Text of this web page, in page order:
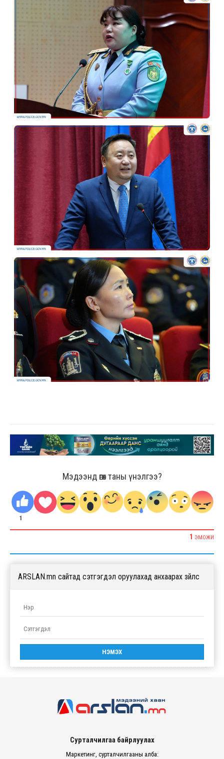
Мэдээнд өгөх таны үнэлгээ?
1
1 ЭМОЖИ
ARSLAN.mn сайтад сэтгэгдэл оруулахад анхаарах зүйлс
Сурталчилгаа байрлуулах
Маркетинг, сурталчилгааны алба: